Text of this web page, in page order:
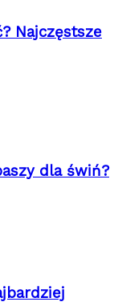
Najczęstsze
dla świń?